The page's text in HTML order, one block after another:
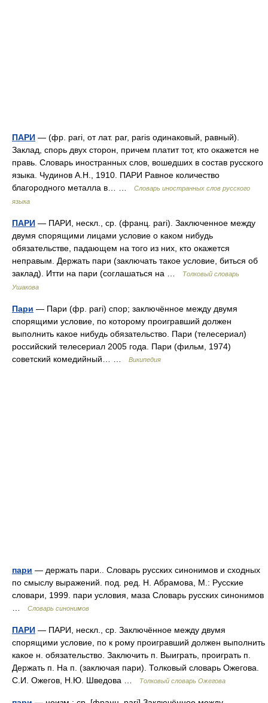
ПАРИ — (фр. pari, от лат. par, paris одинаковый, равный).
Заклад, спорь двух сторон, причем платит тот, кто окажется не
правь. Словарь иностранных слов, вошедших в состав русского
языка. Чудинов А.Н., 1910. ПАРИ Равное количество
благородного металла в… …
Словарь иностранных слов русского
языка
ПАРИ — ПАРИ, нескл., ср. (франц. pari). Заключенное между
двумя спорящими лицами условие о каком нибудь
обязательстве, падающем на того из них, кто окажется
неправым. Держать пари (заключать такое условие, биться об
заклад). Итти на пари (соглашаться на …
Толковый словарь
Ушакова
Пари — Пари (фр. pari) спор; заключённое между двумя
спорящими условие, по которому проигравший должен
выполнить какое нибудь обязательство. Пари (телесериал)
российский телесериал 2005 года. Пари (фильм, 1974)
советский комедийный… …
Википедия
пари — держать пари.. Словарь русских синонимов и сходных
по смыслу выражений. под. ред. Н. Абрамова, М.: Русские
словари, 1999. пари условия, маза Словарь русских синонимов
Словарь синонимов
ПАРИ — ПАРИ, нескл., ср. Заключённое между двумя
спорящими условие, по к рому проигравший должен выполнить
какое н. обязательство. Заключить п. Выиграть, проиграть п.
Держать п. На п. (заключая пари). Толковый словарь Ожегова.
С.И. Ожегов, Н.Ю. Шведова …
Толковый словарь Ожегова